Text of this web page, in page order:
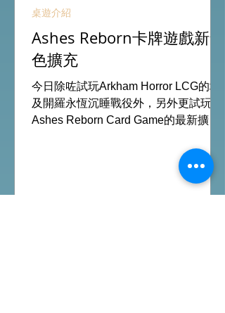
Ashes Reborn卡牌遊戲新角
色擴充
今日除咗試玩Arkham Horror LCG的埃
及開羅永恆沉睡戰役外，另外更試玩
Ashes Reborn Card Game的最新擴
戲添加更多打法，期待更多新玩家加
入。 #桌遊場地 All On Board HK棋間
限定桌遊店Book位熱線53935367
桌遊介紹